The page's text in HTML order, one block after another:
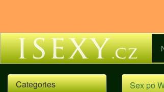
Categories Sex po